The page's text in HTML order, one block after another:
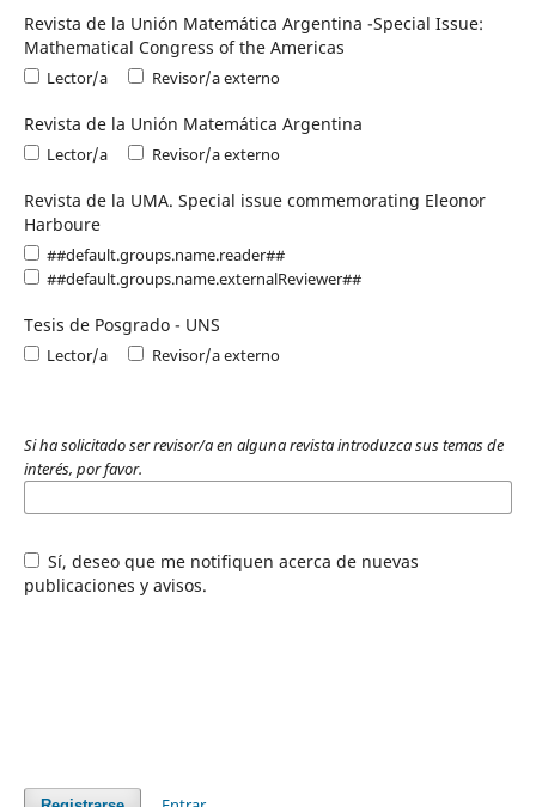
Revista de la Unión Matemática Argentina -Special Issue:
Mathematical Congress of the Americas
Lector/a Revisor/a externo
Revista de la Unión Matemática Argentina
Lector/a Revisor/a externo
Revista de la UMA. Special issue commemorating Eleonor
Harboure
##default.groups.name.reader##
##default.groups.name.externalReviewer##
Tesis de Posgrado - UNS
Lector/a Revisor/a externo
Si ha solicitado ser revisor/a en alguna revista introduzca sus temas de
interés, por favor.
Sí, deseo que me notifiquen acerca de nuevas
publicaciones y avisos.